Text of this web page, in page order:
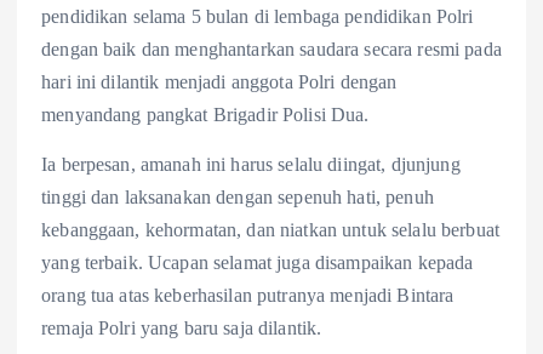
pendidikan selama 5 bulan di lembaga pendidikan Polri
dengan baik dan menghantarkan saudara secara resmi pada
hari ini dilantik menjadi anggota Polri dengan
menyandang pangkat Brigadir Polisi Dua.
Ia berpesan, amanah ini harus selalu diingat, djunjung
tinggi dan laksanakan dengan sepenuh hati, penuh
kebanggaan, kehormatan, dan niatkan untuk selalu berbuat
yang terbaik. Ucapan selamat juga disampaikan kepada
orang tua atas keberhasilan putranya menjadi Bintara
remaja Polri yang baru saja dilantik.